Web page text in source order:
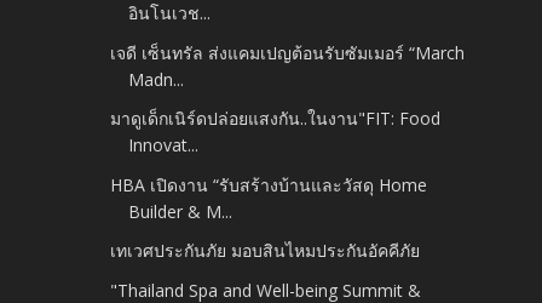
อินโนเวช...
เจดี เซ็นทรัล ส่งแคมเปญต้อนรับซัมเมอร์ “March
Madn...
มาดูเด็กเนิร์ดปล่อยแสงกัน..ในงาน"FIT: Food
Innovat...
HBA เปิดงาน “รับสร้างบ้านและวัสดุ Home
Builder & M...
เทเวศประกันภัย มอบสินไหมประกันอัคคีภัย
"Thailand Spa and Well-being Summit &